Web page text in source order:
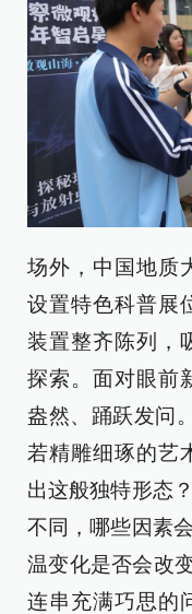
场外，中国地质
设置特色科普展
装置整齐陈列，
探索。面对眼前
盎然、踊跃发问
若精雕细琢的艺
出这般独特形态
不同，哪些因素
温变化是否会改
连串充满巧思的